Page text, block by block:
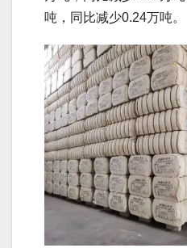
吨，同比减少0.24万吨。